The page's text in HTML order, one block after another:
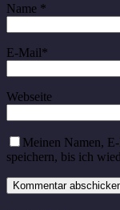
Name *
E-Mail*
Webseite
Meinen Namen,
speichern, bis ich